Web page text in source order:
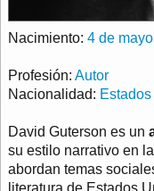
Nacimiento: 4 de mayo
Profesión: Autor
Nacionalidad:
David Guterson es un
su estilo narrativo en
abordan temas
literatura de Estados